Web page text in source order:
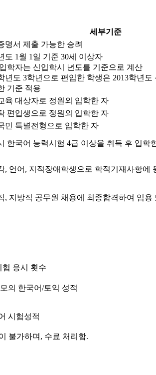
세부기준
명서 제출 가능한 승려
도 1월 1일 기준 30세 이상자
학자는 신입학시 년도를 기준으로 계산
년도 3학년으로 편입한 학생은 2013학년도
기준 적용
육 대상자로 정원외 입학한 자
편입생으로 정원외 입학한 자
민 특별전형으로 입학한 자
한국어 능력시험 4급 이상을 취득 후 입학
, 언어, 지적장애학생으로 학적기재사항에
, 지방직 공무원 채용에 최종합격하여 임용
험 응시 횟수
의 한국어/토익 성적
시험성적
불가하며, 수료 처리함.